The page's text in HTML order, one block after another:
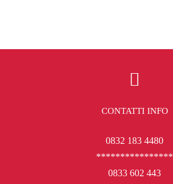
CONTATTI INFO
0832 183 4480
****************
0833 602 443